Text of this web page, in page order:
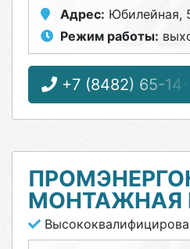
Адрес: Юбилейная,
Режим работы:
+7 (8482) 65-
МОНТАЖНАЯ